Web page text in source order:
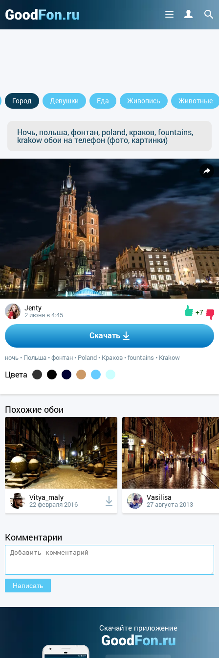
Город Девушки Еда Живопись Животные
Ночь, польша, фонтан, poland, краков, fountains,
krakow обои на телефон (фото, картинки)
Jenty
2 июня в 4:45 +7
Скачать
ночь • Польша •фонтан • Poland • Краков •fountains • Krakow
Цвета
Похожие обои
Vitya_maly
22 февраля 2016
Vasilisa
27 августа 2013
Комментарии
Cкачайте приложение